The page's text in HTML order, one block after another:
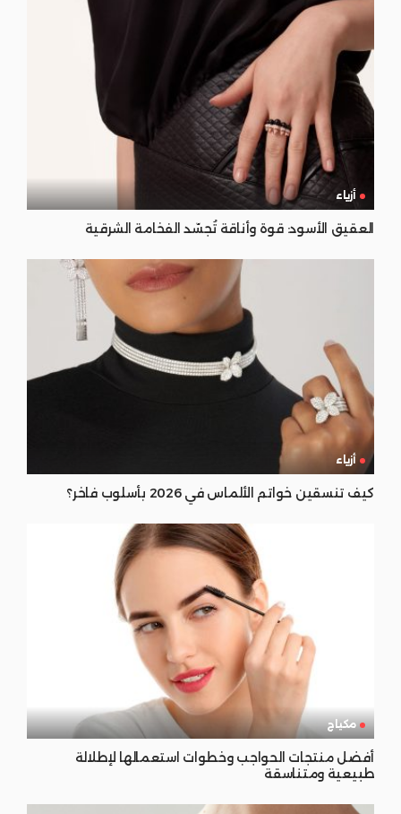
أزياء
العقيق الأسود: قوة وأناقة تُجسّد الفخامة الشرقية
أزياء
كيف تنسقين خواتم الألماس في 2026 بأسلوب فاخر؟
مكياج
أفضل منتجات الحواجب وخطوات استعمالها لإطلالة
طبيعية ومتناسقة